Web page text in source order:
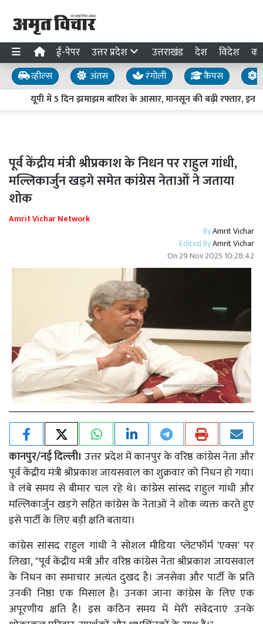
ई-पेपर उत्तर प्रदेश उत्तराखंड देश विदेश
व्हील्स अंतस रंगोली कैंपस
यूपी में 5 दिन झमाझम बारिश के आसार, मानसून की बढ़ी रफ्तार, इन
पूर्व केंद्रीय मंत्री श्रीप्रकाश के निधन पर राहुल गांधी,
मल्लिकार्जुन खड़गे समेत कांग्रेस नेताओं ने जताया
शोक
Amrit Vichar Network
ByAmrit Vichar
Edited ByAmrit Vichar
On 29 Nov 2025 10:28:42
कानपुर/नई दिल्ली। उत्तर प्रदेश में कानपुर के वरिष्ठ कांग्रेस नेता और
पूर्व केंद्रीय मंत्री श्रीप्रकाश जायसवाल का शुक्रवार को निधन हो गया।
वे लंबे समय से बीमार चल रहे थे। कांग्रेस सांसद राहुल गांधी और
मल्लिकार्जुन खड़गे सहित कांग्रेस के नेताओं ने शोक व्यक्त करते हुए
इसे पार्टी के लिए बड़ी क्षति बताया।
कांग्रेस सांसद राहुल गांधी ने सोशल मीडिया प्लेटफॉर्म 'एक्स' पर
लिखा, "पूर्व केंद्रीय मंत्री और वरिष्ठ कांग्रेस नेता श्रीप्रकाश जायसवाल
के निधन का समाचार अत्यंत दुखद है। जनसेवा और पार्टी के प्रति
उनकी निष्ठा एक मिसाल है। उनका जाना कांग्रेस के लिए एक
अपूरणीय क्षति है। इस कठिन समय में मेरी संवेदनाएं उनके